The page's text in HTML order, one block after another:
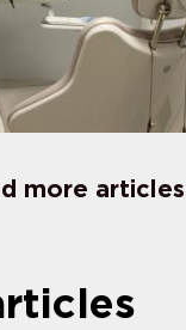
more